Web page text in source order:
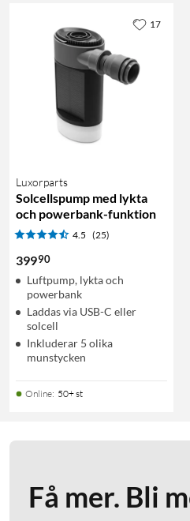
Luxorparts
Solcellspump med lykta
och powerbank-funktion
4.5 (25)
39990
Luftpump, lykta och
powerbank
Laddas via USB-C eller
solcell
Inkluderar 5 olika
munstycken
Online: 50+ st
17
Få mer. Bli